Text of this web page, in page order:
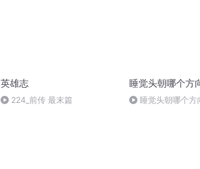
英雄志
224_前传 最末篇
睡觉头朝哪个方
睡觉头朝哪个方